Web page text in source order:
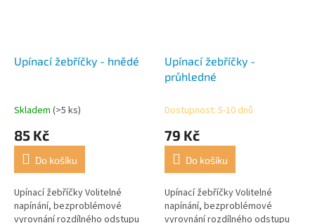
Upínací žebříčky - hnědé
Skladem (>5 ks)
85 Kč
Do košíku
Upínací žebříčky Volitelné
napínání, bezproblémové
vyrovnání rozdílného odstupu
Upínací žebříčky -
průhledné
Dostupnost: 5-10 dnů
79 Kč
Do košíku
Upínací žebříčky Volitelné
napínání, bezproblémové
vyrovnání rozdílného odstupu